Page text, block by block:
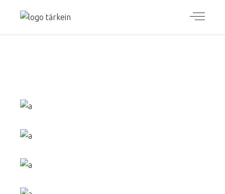
AINUTLAATUI
NEN PAKETTI